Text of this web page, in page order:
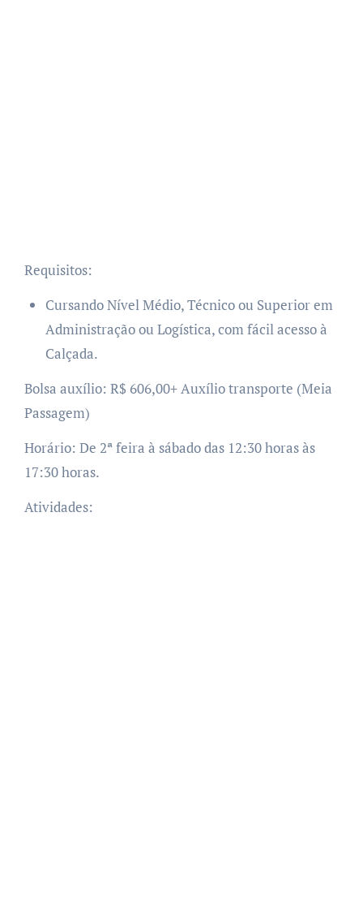
Requisitos:
Cursando Nível Médio, Técnico ou Superior em
Administração ou Logística, com fácil acesso à
Calçada.
Bolsa auxílio: R$ 606,00+ Auxílio transporte (Meia
Passagem)
Horário: De 2ª feira à sábado das 12:30 horas às
17:30 horas.
Atividades: